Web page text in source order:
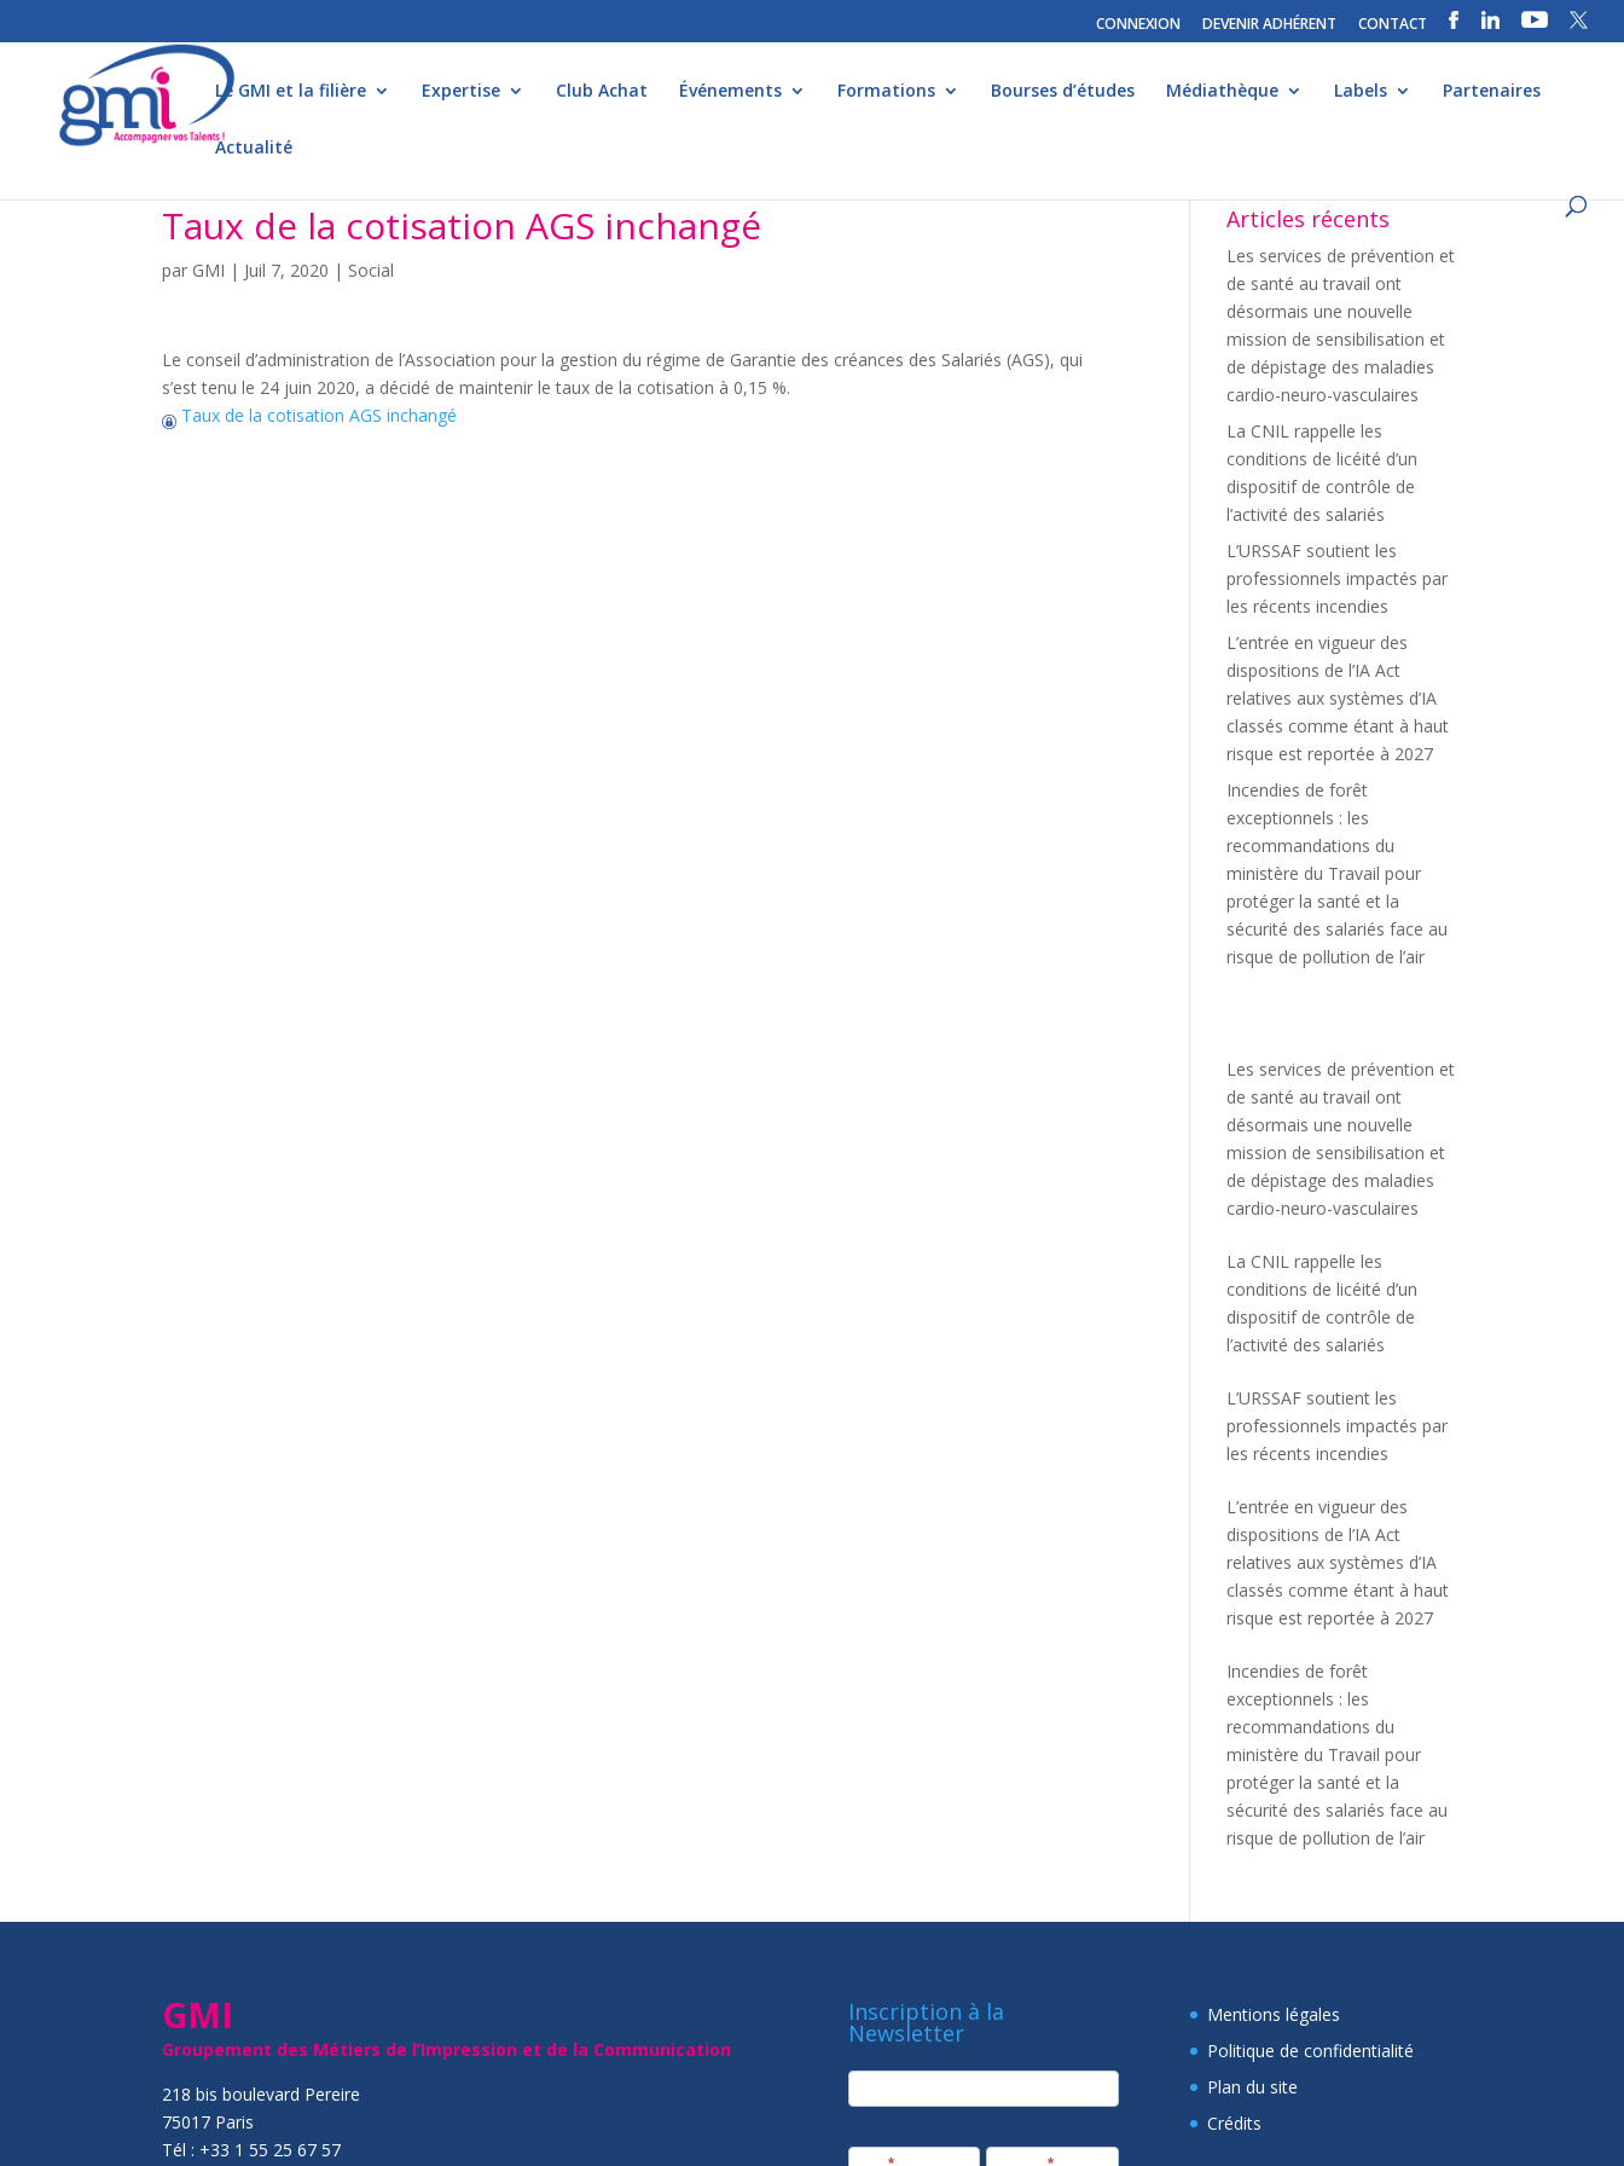
CONNEXION DEVENIR ADHÉRENT CONTACT
Le GMI et la filière Expertise Club Achat Événements Formations Bourses d’études Médiathèque Labels Partenaires
Actualité
Taux de la cotisation AGS inchangé
par GMI | Juil 7, 2020 | Social
Le conseil d’administration de l’Association pour la gestion du régime de Garantie des créances des Salariés (AGS), qui
s’est tenu le 24 juin 2020, a décidé de maintenir le taux de la cotisation à 0,15 %.
Taux de la cotisation AGS inchangé
Articles récents
Les services de prévention et
de santé au travail ont
désormais une nouvelle
mission de sensibilisation et
de dépistage des maladies
cardio-neuro-vasculaires
La CNIL rappelle les
conditions de licéité d’un
dispositif de contrôle de
l’activité des salariés
L’URSSAF soutient les
professionnels impactés par
les récents incendies
L’entrée en vigueur des
dispositions de l’IA Act
relatives aux systèmes d’IA
classés comme étant à haut
risque est reportée à 2027
Incendies de forêt
exceptionnels : les
recommandations du
ministère du Travail pour
protéger la santé et la
sécurité des salariés face au
risque de pollution de l’air
Les services de prévention et
de santé au travail ont
désormais une nouvelle
mission de sensibilisation et
de dépistage des maladies
cardio-neuro-vasculaires
La CNIL rappelle les
conditions de licéité d’un
dispositif de contrôle de
l’activité des salariés
L’URSSAF soutient les
professionnels impactés par
les récents incendies
L’entrée en vigueur des
dispositions de l’IA Act
relatives aux systèmes d’IA
classés comme étant à haut
risque est reportée à 2027
Incendies de forêt
exceptionnels : les
recommandations du
ministère du Travail pour
protéger la santé et la
sécurité des salariés face au
risque de pollution de l’air
GMI
Groupement des Métiers de l’Impression et de la Communication
218 bis boulevard Pereire
75017 Paris
Tél : +33 1 55 25 67 57
Inscription à la
Newsletter
newsletter
Mentions légales
Politique de confidentialité
Plan du site
Crédits